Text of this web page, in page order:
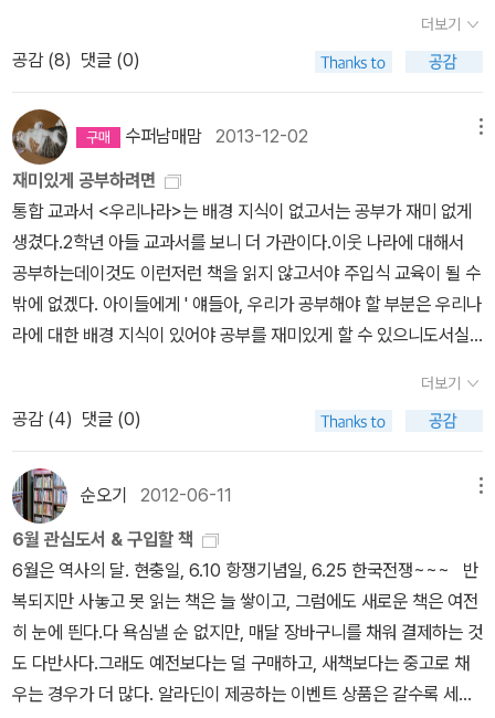
백두산>에서 미국은 합참 통제기구를 장악한다. 전시작전지휘권이
한국이 아닌 주한미군 사령관에게 있기 때문이다. 한국 내 미국인을
다 본국으로 소환한 후 한국인이 백두산 재해로 인명피해를 봐도 문
제는 없다. 재해가 있든지 없든지 항상 동맹국이기 때문이다. 그 뜻은
동북아시아 긴장관계에서 자국의 손실이 없다면 한국의 상황은 큰 변
수가 되지 못한다는 점이다. 영화 <백두산>은 이런 미묘한 군사 및
외교적 관계를 합참 작전지휘권의 박탈에서 보여준다. 영화 <백두
산>에서 백두산의 상징이 자연재해, 군사적 외교적 갈등이 있다면 다
른 하나는 민족적 정서이다. 백두산(白頭山)이란 존재는 단군신화
부터 이어져온 한국인, 더 나아가 북한만 아니라 전 세계 교포와 이민
려온 곳은 태백산(太白山)이라고 하는데, 그 산이 백두산으로 우리
는 인식하고 있다. 영화는 자연재해로 인한 문제는 군사적 외교적 갈
등이 있는데, 이것이 결국 민족적 감수성이란 이름 아래 마무리는 되
는 서사이다. 영화 초반에서 백두산 폭발로 인한 홍수와 지진이란 자
연재해, 여기에 싱크 홀, 지반침하, 빌딩 및 구조물의 붕괴라는 재난상
황으로 통제 불능의 한국을 보여준다. 국내 상황이 이 정도로 심각하
면 북한은 훨씬 심각한 것을 알 수 있다. 위치적으로 백두산은 한국 수
도 서울보다 북한 수도 평양이 더 가깝기 때문이다. 재난 통제가 어려
운 부분에서 C-130H 2대가 야간비행을 하는데, 1대가 갑자기 추락
하는 장면이 나온다. C-130H는 제트항공엔진이 아닌 프로펠러 엔진
이다. 제트항공엔진보다 덜 민감한 엔진임에도 불구하고 화산재가 엔
장 큰 인물로 된 이유는 조선은 반정국가이고, 명나라 장수를 통해 임
아비에 지나지 않은 용군(庸君)에 불과했다. 그 이후 그가 선택한 미
래는 병자호란이란 역풍으로 도래한다. 조선의 역사에서 임진왜란과
병자호란의 관계에서 타격은 둘 다 만만치 않으나, 병자호란에 대한
부분은 아주 미묘하다. 임진왜란에서 명나라가 개입 후 조선은 승전
국가가 되었다. 그러나 병자호란은 패전국가가 되었다. 임진왜란과
병자호란, 승리와 패배에서 타격이 큰 것은 병자호란이다. 그런데 오
히려 임진왜란에 대하여 현재 한국인들은 더 큰 감정을 주입한다. 임
진왜란 이후 을사늑약에 따른 조선의 몰락, 그리고 거기에 뒤따르는
조선 민중의 고통이 있었기 때문이다. 하지만 청나라가 조선에 대한
배한 점을 인정하지 않으려 하나, 청나라 세력에는 고개를 숙인다. 이
중적 심리는 전쟁 패배에 대한 책임을 지도부가 지려는 것을 회피하
려고 한 점이다. 조선이 설립하여 중국 명나라에 대한 외교 이후 청
나라까지 이어졌을 때 북방진출에 대한 꿈은 없었다. 단지 효종에 이
르러 북벌론을 거론했지만, 이 역시 허무하다. 청나라를 치고 이후 다
시 명나라 왕조를 복귀한다는 생각이다. 자주적 조선은 없었다. 청나
라가 계속 동북아시아 패권자로 군림하면서 점차 사대부들의 의식도
바뀌었다. 단군조선과 기자조선에 대한 연구가 시작되고, 고대사에
대한 연구도 조금씩 개선되었다. 고대사와 단군에 대한 정신은 조선
이 몰락하면서 더욱 빛이 났다. 단재 신채호를 비롯한 독립운동가 내
지 대종교 신자들이 고대의 조선을 역사속으로 다시 불러내었다. 김
가는 것은 자신의 민족에 대한 정체성을 찾아가는 것이고, 더 나아가
자신의 존재성을 확립하는 것이다. 한국 신화가 한국인의 정체성을
보여주는 것이라면, 한국 신화를 어떤 매체로 통해 전달하는 것 역시
중요하다. 현대사회에서 한국 신화를 기반으로 하는 작품들은 일반적
으로 영화나 드라마 등과 같은 대중매체보단 만화, 애니메이션, 웹툰
등과 매체에서 잘 보여주고 있다. 따라서 본 논문은 한국 신화를 소재
로 한 만화애니메이션 작품을 소개하고, 작품에 등장하는 한국 신화
에 대해 연구하였다. 2. 한국 신화의 특성 한국의 대표적인 신화는
단군신화(檀君神話)이다. 단군신화는 환인의 아들 환웅이 태백산
꼭대기 신단수(神壇樹) 아래로 내려와 이곳을 신시(神市)라는 정
하고, 홍익인간(弘益人間) 정신으로 다스리기 시작한다. 풍백(風
伯), 우사(雨師), 운사(雲師)에게 곡식, 수명, 질병, 형벌, 선악 등을
이가 환웅에게 다가와 자신을 인간이 되길 바라자, 환웅은 쑥과 마늘
을 주며 이것을 양식 삼아 동굴에서 100일 동안 견디라고 한다. 호랑
이는 인내력이 부족하여 굴에서 뛰쳐나온다. 곰은 환웅과 약속을 지
켜 인간의 여성이 되었으며, 그녀의 이름은 웅녀였고, 웅녀는 환웅과
혼인을 맺은 후 단군왕검을 출산한다. 단군왕검은 고조선(古朝鮮)
을 설립하고 한국인의 국가 시조가 된다. 단군은 고조선을 1,500년
정도 다스린 후 1,908년 아사달에 숨어 산신(山神)이 되었다. 단군
신화는 한국인의 국가 시조인 단군왕검이 홍익인간 정신으로 만든 고
조선이란 국가를 설립했다는 점이 중요하다. 단군신화의 특징은 신이
룡책이 아닌 그림책을! 그것도 엄마가 좋아하는 존 버닝햄을! 읽으면
이렇게 좋아하면서 손을 대려하지 않으니 엄마가 슬쩍 유도를 해야한
서도 비슷한 유의 기분을 느낀 듯 했다. 10월5,6, 7, 8, 9일 늘
그렇듯 공룡책 [공룡 일기]의 경우 도서관에서 낡
디낡은 책을 빌려다 읽었는데 결국 새책이 집에 오게 되었다. 아이가
기뻐하며 어제도 한참을 읽었던 책이다. 10월 3일 책을 샀을 때는
반응이 시시했는데 요즘은 깔깔대면서 본다. 뭔가 알 나이인건가??^
^ 책을 아주 좋아하는 아이라 공감하는 건가? 개천절 기념이었다.
내가 읽어준 것까지 몇 권 더 있는데 아이는 이 이야기를 좋아한다. 오
래 살아남은 스토리의 힘!! 10월 2일 처음엔 그냥 무슨 책인가 궁
실천해보자고 내가 말했는데 이건 어른인 내가 실천하지 못하니....부
끄러워진다.
그런 점에서 단재 선생 역시 역사관이 바뀌기 시작한다. 그의 사상은
근대주의에 입각했다. 근대화라는 산업체는 1960년대부터라도 근대
사상은 이미 일제 강점기 독립군 내지 열사들과 같은 시대지식인에
의해 확립된 셈이다. 그러나 근대사상은 우리나라 근대화에 반영되지
않았고, 단지 경제적 근대화만 이룩했다. 뿌리 없이 자란 풀과 같아 모
서리의 잎자락이 모두 병에 시든 것이다. 어쨰든 단군신화를 문화인
류학적인 관점에서 그 시대적 요건을 생각해보기로 했다. 우선 곰과
호랑이에서 우리는 토템이즘이라고 하는 동물숭배 원시적 종교체계
를 생각해야 한다. 그리고 환웅일족이 가진 것은 풍백, 우사, 운사, (뇌
사) 무리 3000이라고 한다. 한마디로 환웅이라는 군주는(배달국을
세운 것이 한국의 최초의 국가이지 단군이 세운 것이 최초의 왕국이
라 하는 것은 모순이라고 하는 것은 나 역시 그래 여긴다.) 토템이즘
이란 종교적인 사회구조가 아니라 샤머니즘이라고 하는 정령적인 존
화인류학적 관점 또는 마빈 해리스의 <문화유물론>적인 요소로 본다
면 결국 지리적, 기상학적, 환경학적, 경제학적인 관점이 필요하다. 우
선 우사와 운사, 풍백은 기상조건을 말한다. 그것은 기상학을 알던 지
식인들이 환웅일족은 보유하고 있고, 그들은 농경사회의 기술을 가진
셈이다. 농경사회에서 가장 중요한 것은 벼농사로 통해 얻을 수 있는
쌀이란 식량이다. 벼농사 경작에서 가장 중요한 요소는 바로 강우량
이다. 비나 바람은 농경사회에서 벼를 가꾸는데 있어서 가장 중요한
인자다. 한국의 기후가 몬순기후로 여름에 많은 호우와 가을에 건조
더보기
공감 (8) 댓글 (0)
수퍼남매맘 2013-12-02
재미있게 공부하려면
통합 교과서 <우리나라>는 배경 지식이 없고서는 공부가 재미 없게
생겼다.2학년 아들 교과서를 보니 더 가관이다.이웃 나라에 대해서
공부하는데이것도 이런저런 책을 읽지 않고서야 주입식 교육이 될 수
밖에 없겠다. 아이들에게 ' 얘들아, 우리가 공부해야 할 부분은 우리나
라에 대한 배경 지식이 있어야 공부를 재미있게 할 수 있으니도서실
너라'는 미션을 주었다.이럴 줄 알았으면지난 번 파주 책 잔치 갔을 때
시리즈를 전부 구입하는 건데....그 때는 2학기 교과서가 나오지 않았
으니 그 책이 이렇게 필요할 줄 몰랐더랬지. 혹시 내년에 1학년 신입
생 자녀를 두거나 담임을 맡게 되는 분들은 꼭 참고하시길 바란다.이
런저런 이유들로 도서실에 가서 대출을 하지 못한 아이들이 절반 정
도 있어서하교 후에 내가 도서실 가서 쓸만한 책들을 단체 대출해서
가져왔다. 내일부터는 아침독서시간에 당분간 이 그림책들을 읽도록
해야겠다.우리 전통 문화에 대해서 공부해야 하는데배경 지식이 전무
한 상태에서는 공부가 재밌을 리 없다.솔거 나라 시리즈는 그림책이
니까 그 책들이라도 읽으면많은 도움이 될 거라고 믿는다.내가 줄줄
줄 설명해 봤자 며칠 지나면 까먹겠지만자신들이 직접 한 장 한 장 넘
더보기
공감 (4) 댓글 (0)
순오기 2012-06-11
6월 관심도서 & 구입할 책
6월은 역사의 달. 현충일, 6.10 항쟁기념일, 6.25 한국전쟁~~~ 반
복되지만 사놓고 못 읽는 책은 늘 쌓이고, 그럼에도 새로운 책은 여전
히 눈에 띈다.다 욕심낼 순 없지만, 매달 장바구니를 채워 결제하는 것
도 다반사다.그래도 예전보다는 덜 구매하고, 새책보다는 중고로 채
우는 경우가 더 많다. 알라딘이 제공하는 이벤트 상품은 갈수록 세련